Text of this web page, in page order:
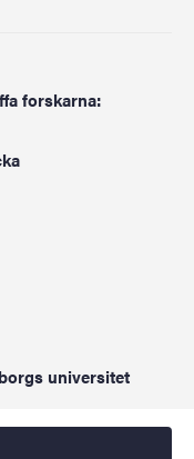
forskarna:
universitet